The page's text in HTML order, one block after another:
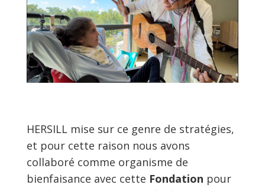
HERSILL mise sur ce genre de stratégies,
et pour cette raison nous avons
collaboré comme organisme de
bienfaisance avec cette Fondation pour